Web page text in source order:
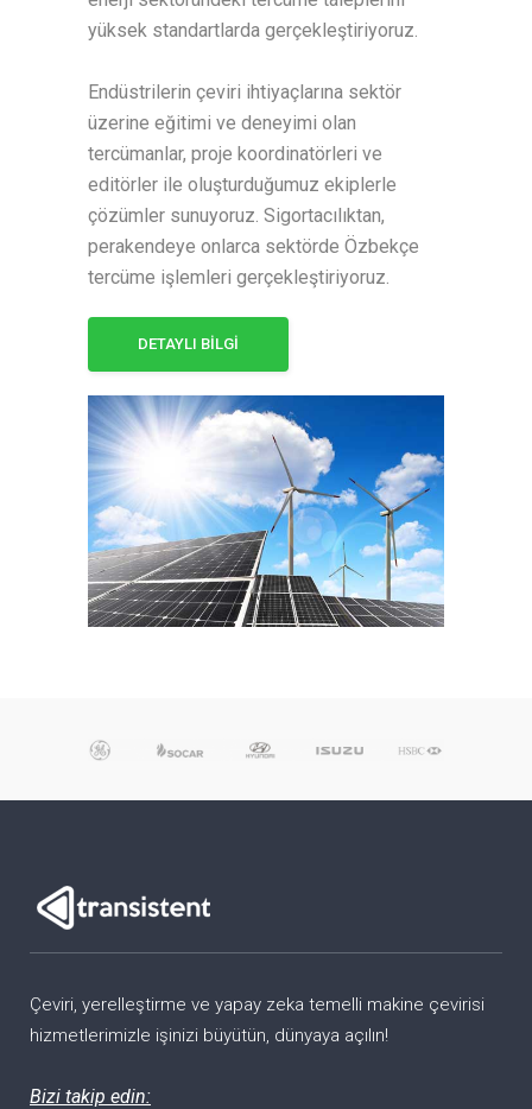
yüksek standartlarda gerçekleştiriyoruz.
Endüstrilerin çeviri ihtiyaçlarına sektör
üzerine eğitimi ve deneyimi olan
tercümanlar, proje koordinatörleri ve
editörler ile oluşturduğumuz ekiplerle
çözümler sunuyoruz. Sigortacılıktan,
perakendeye onlarca sektörde Özbekçe
tercüme işlemleri gerçekleştiriyoruz.
DETAYLI BİLGİ
Çeviri, yerelleştirme ve yapay zeka temelli makine çevirisi
hizmetlerimizle işinizi büyütün, dünyaya açılın!
Bizi takip edin: